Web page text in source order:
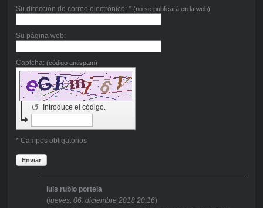
Su dirección de correo electrónico: * (no se publicará en la web)
Su página web:
Captcha: (código antispam)
Introduce el código.
↺
* Campos obligatorios
Enviar
luis rubio portela
(jueves, 06. diciembre 2018 20:16)